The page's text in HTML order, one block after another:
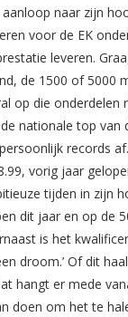
naar zijn
voor de EK
leveren.
de 1500 of 5000
op die onderdelen
nationale top van
records
vorig jaar
tijden in zijn
dit jaar en op de
is het
droom.’ Of dit
hangt er mede
doen om het te